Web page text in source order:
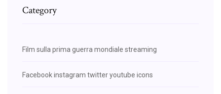
Category
Film sulla prima guerra mondiale streaming
Facebook instagram twitter youtube icons